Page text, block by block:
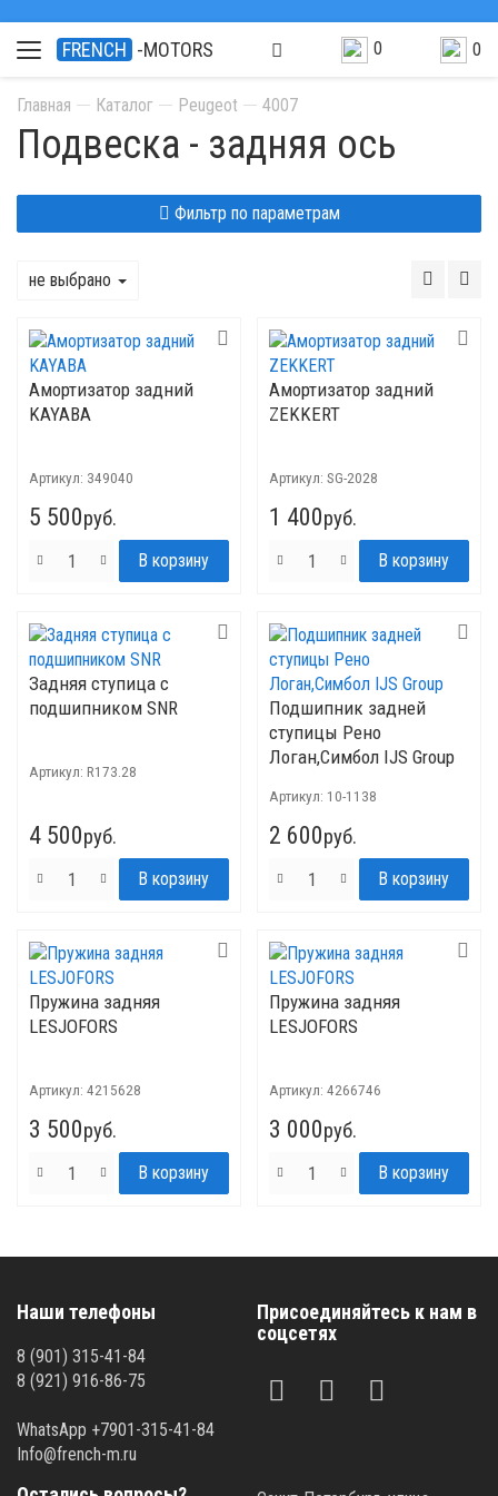
FRENCH -MOTORS 0 0
Главная Каталог Peugeot 4007
Подвеска - задняя ось
Фильтр по параметрам
не выбрано
Амортизатор задний
KAYABA
Артикул: 349040
5 500руб.
Амортизатор задний
ZEKKERT
Артикул: SG-2028
1 400руб.
Задняя ступица с
подшипником SNR
Артикул: R173.28
4 500руб.
Подшипник задней
ступицы Рено
Логан,Симбол IJS Group
Артикул: 10-1138
2 600руб.
Пружина задняя
LESJOFORS
Артикул: 4215628
3 500руб.
Пружина задняя
LESJOFORS
Артикул: 4266746
3 000руб.
Наши телефоны
8 (901) 315-41-84
8 (921) 916-86-75
WhatsApp +7901-315-41-84
Info@french-m.ru
Присоединяйтесь к нам в
соцсетях